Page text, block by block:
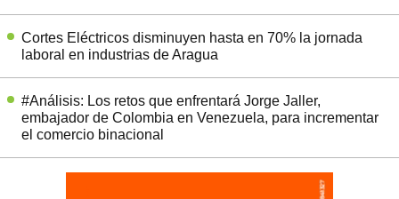
Cortes Eléctricos disminuyen hasta en 70% la jornada
laboral en industrias de Aragua
#Análisis: Los retos que enfrentará Jorge Jaller,
embajador de Colombia en Venezuela, para incrementar
el comercio binacional